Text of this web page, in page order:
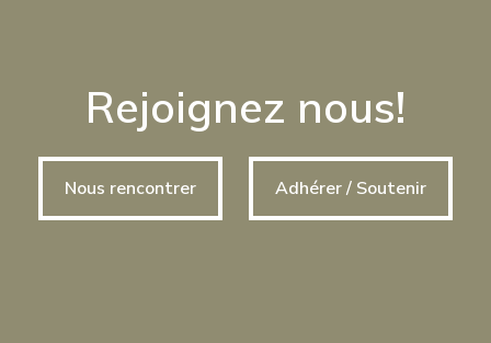
Rejoignez nous!
Nous rencontrer Adhérer / Soutenir